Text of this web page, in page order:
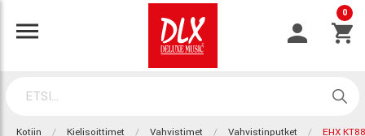
0
Kotiin Kielisoittimet Vahvistimet Vahvistinputket EHX